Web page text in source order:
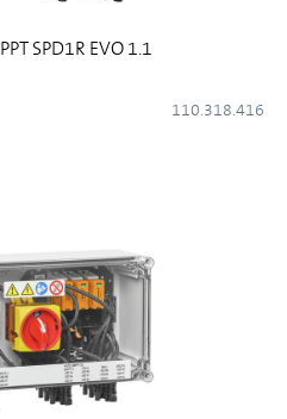
SPD1R EVO 1.1
110.318.416